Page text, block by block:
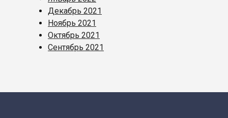
Декабрь 2021
Ноябрь 2021
Октябрь 2021
Сентябрь 2021